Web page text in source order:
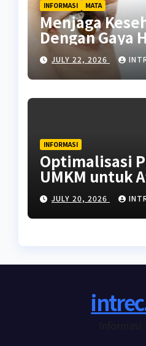
INFORMASI MATA
Menjaga
Dengan Gaya
Seimbang
JULY 22, 2026
INFORMASI
Optimalisasi
UMKM untuk
dengan
Tetap
JULY 20, 2026